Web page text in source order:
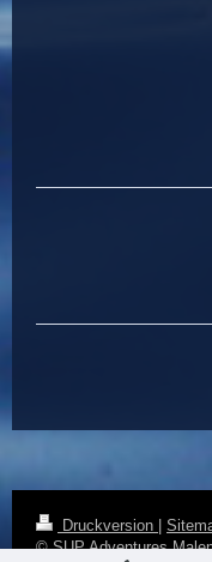
Druckversion
© SUP Adventures